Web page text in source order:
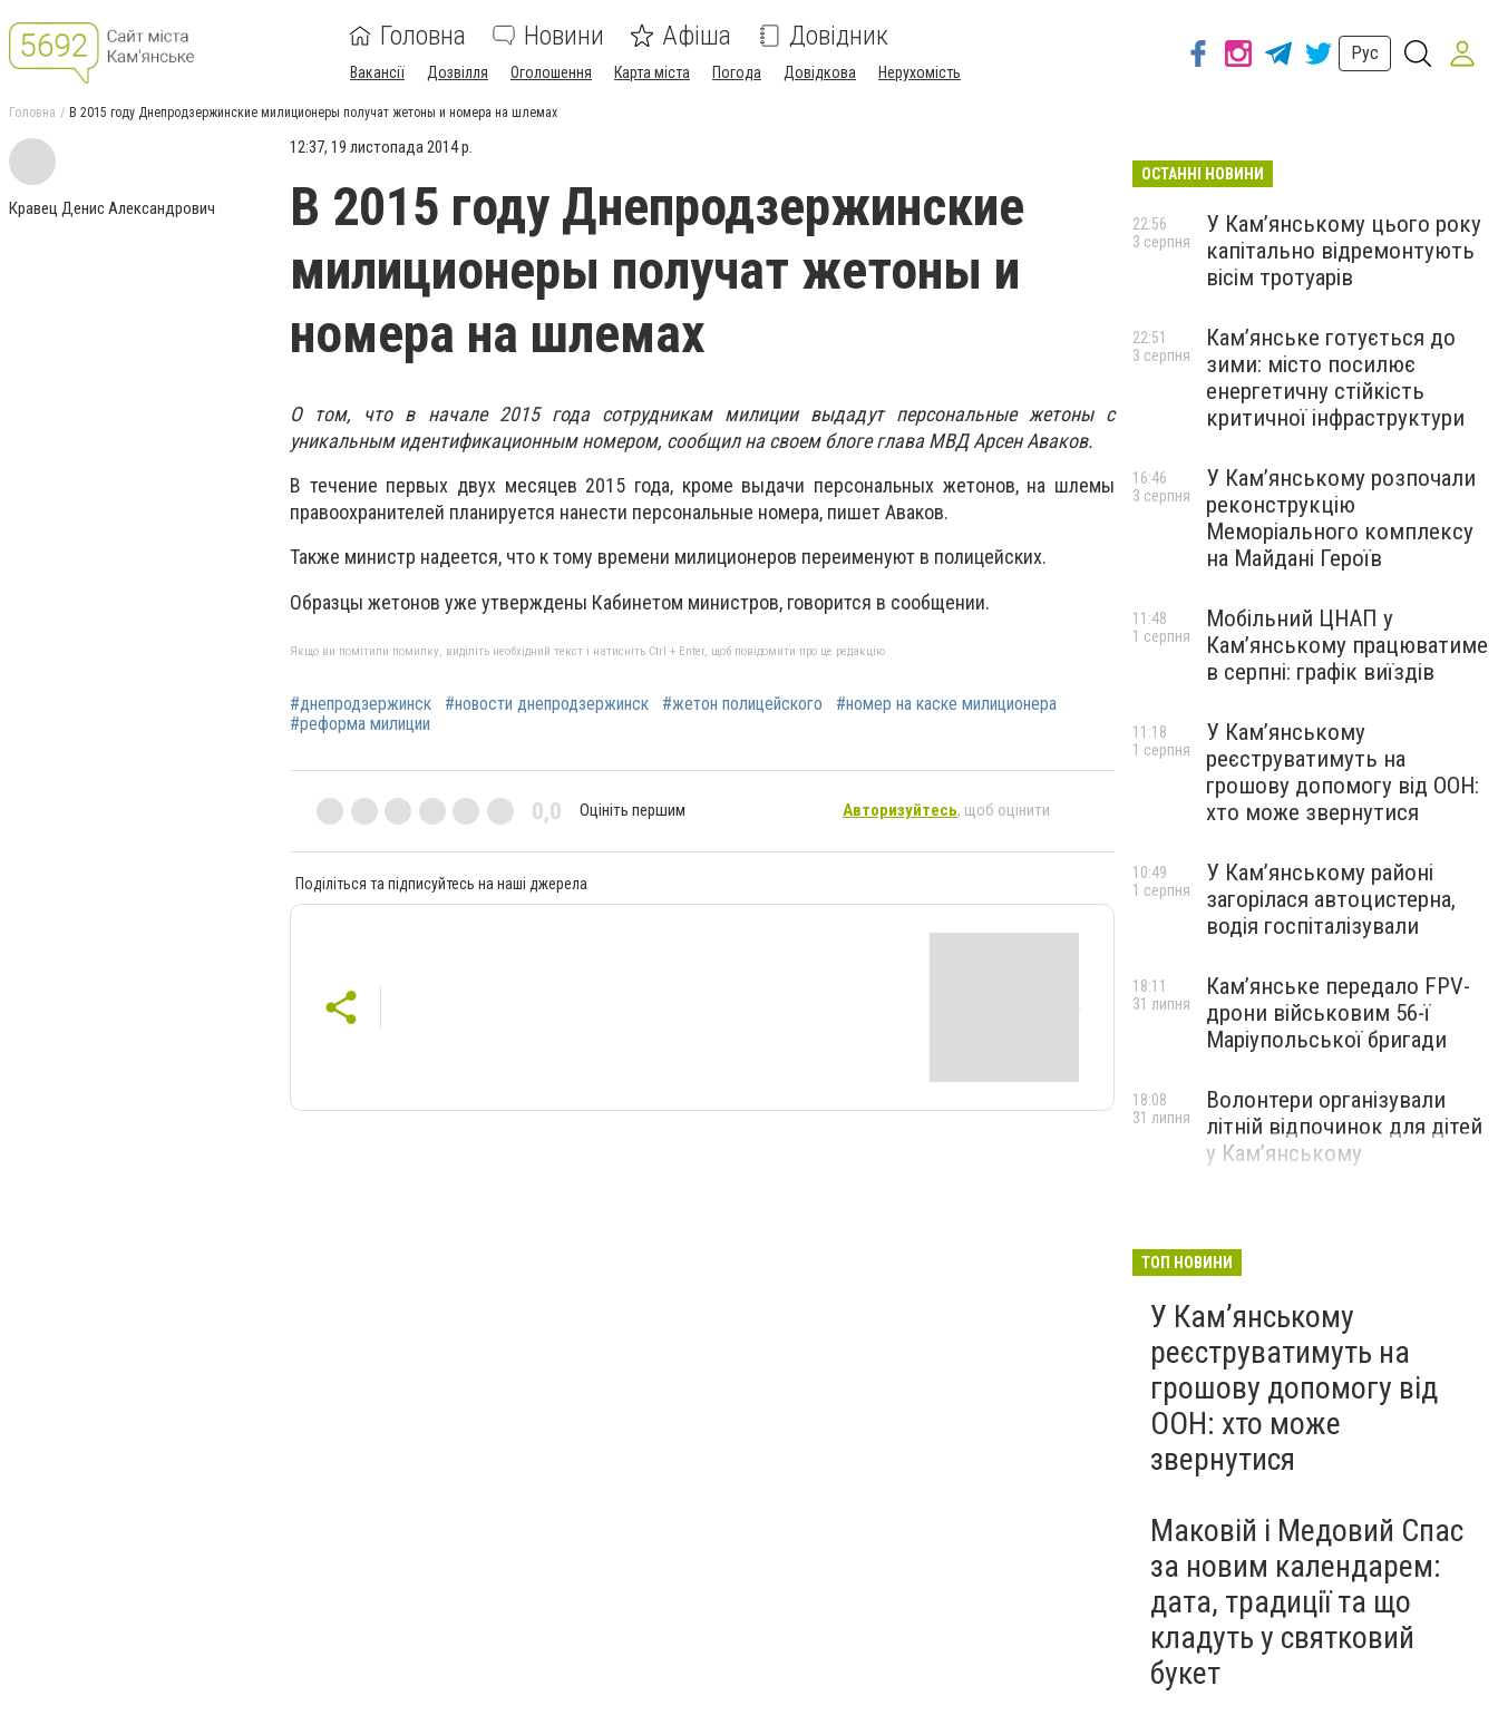
Головна Новини Афіша Довідник
Вакансії Дозвілля Оголошення Карта міста Погода Довідкова Нерухомість
Рус
Головна В 2015 году Днепродзержинские милиционеры получат жетоны и номера на шлемах
Кравец Денис Александрович
12:37, 19 листопада 2014 р.
В 2015 году Днепродзержинские
милиционеры получат жетоны и
номера на шлемах
О том, что в начале 2015 года сотрудникам милиции выдадут персональные жетоны с
уникальным идентификационным номером, сообщил на своем блоге глава МВД Арсен Аваков.
В течение первых двух месяцев 2015 года, кроме выдачи персональных жетонов, на шлемы
правоохранителей планируется нанести персональные номера, пишет Аваков.
Также министр надеется, что к тому времени милиционеров переименуют в полицейских.
Образцы жетонов уже утверждены Кабинетом министров, говорится в сообщении.
Якщо ви помітили помилку, виділіть необхідний текст і натисніть Ctrl + Enter, щоб повідомити про це редакцію
#днепродзержинск #новости днепродзержинск #жетон полицейского
#номер на каске милиционера
#реформа милиции
0,0 Оцініть першим Авторизуйтесь, щоб оцінити
Поділіться та підписуйтесь на наші джерела
ОСТАННІ НОВИНИ
У Кам’янському цього року
капітально відремонтують
вісім тротуарів
22:56
3 серпня
Кам’янське готується до
зими: місто посилює
енергетичну стійкість
критичної інфраструктури
22:51
3 серпня
У Кам’янському розпочали
реконструкцію
Меморіального комплексу
на Майдані Героїв
16:46
3 серпня
Мобільний ЦНАП у
Кам’янському працюватиме
в серпні: графік виїздів
11:48
1 серпня
У Кам’янському
реєструватимуть на
грошову допомогу від ООН:
хто може звернутися
11:18
1 серпня
У Кам’янському районі
загорілася автоцистерна,
водія госпіталізували
10:49
1 серпня
Кам’янське передало FPV-
дрони військовим 56-ї
Маріупольської бригади
18:11
31 липня
Волонтери організували
літній відпочинок для дітей
у Кам’янському
18:08
31 липня
ТОП НОВИНИ
У Кам’янському
реєструватимуть на
грошову допомогу від
ООН: хто може
звернутися
Маковій і Медовий Спас
за новим календарем:
дата, традиції та що
кладуть у святковий
букет